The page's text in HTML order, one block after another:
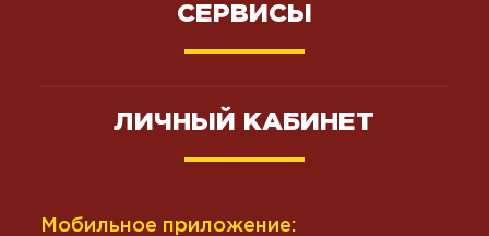
СЕРВИСЫ
ЛИЧНЫЙ КАБИНЕТ
Мобильное приложение: